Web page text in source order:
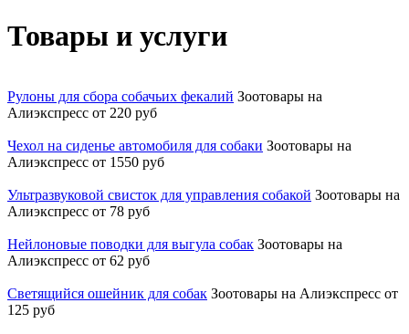
Товары и услуги
Рулоны для сбора собачьих фекалий Зоотовары на
Алиэкспресс от 220 руб
Чехол на сиденье автомобиля для собаки Зоотовары на
Алиэкспресс от 1550 руб
Ультразвуковой свисток для управления собакой Зоотовары на
Алиэкспресс от 78 руб
Нейлоновые поводки для выгула собак Зоотовары на
Алиэкспресс от 62 руб
Светящийся ошейник для собак Зоотовары на Алиэкспресс от
125 руб